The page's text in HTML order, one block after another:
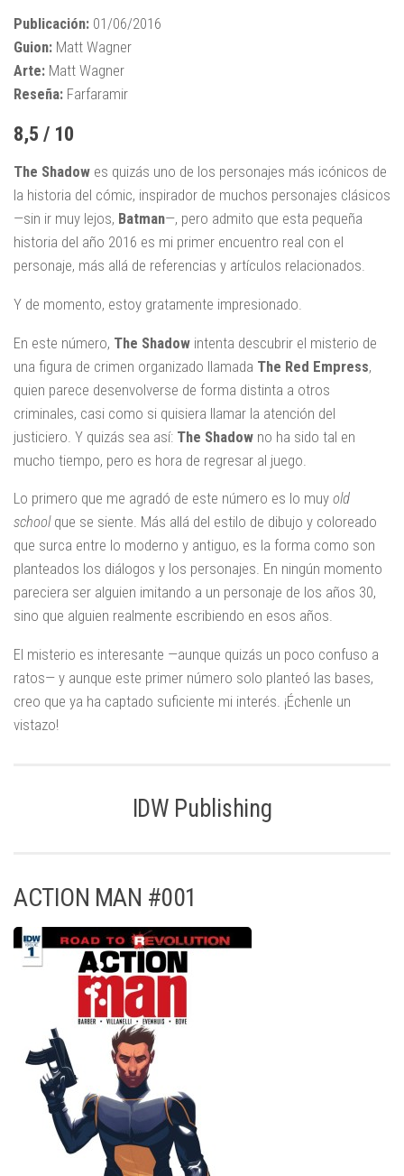
Publicación: 01/06/2016
Guion: Matt Wagner
Arte: Matt Wagner
Reseña: Farfaramir
8,5 / 10
The Shadow es quizás uno de los personajes más icónicos de
la historia del cómic, inspirador de muchos personajes clásicos
—sin ir muy lejos, Batman—, pero admito que esta pequeña
historia del año 2016 es mi primer encuentro real con el
personaje, más allá de referencias y artículos relacionados.
Y de momento, estoy gratamente impresionado.
En este número, The Shadow intenta descubrir el misterio de
una figura de crimen organizado llamada The Red Empress,
quien parece desenvolverse de forma distinta a otros
criminales, casi como si quisiera llamar la atención del
justiciero. Y quizás sea así: The Shadow no ha sido tal en
mucho tiempo, pero es hora de regresar al juego.
Lo primero que me agradó de este número es lo muy old
schoolque se siente. Más allá del estilo de dibujo y coloreado
que surca entre lo moderno y antiguo, es la forma como son
planteados los diálogos y los personajes. En ningún momento
pareciera ser alguien imitando a un personaje de los años 30,
sino que alguien realmente escribiendo en esos años.
El misterio es interesante —aunque quizás un poco confuso a
ratos— y aunque este primer número solo planteó las bases,
creo que ya ha captado suficiente mi interés. ¡Échenle un
vistazo!
IDW Publishing
ACTION MAN #001